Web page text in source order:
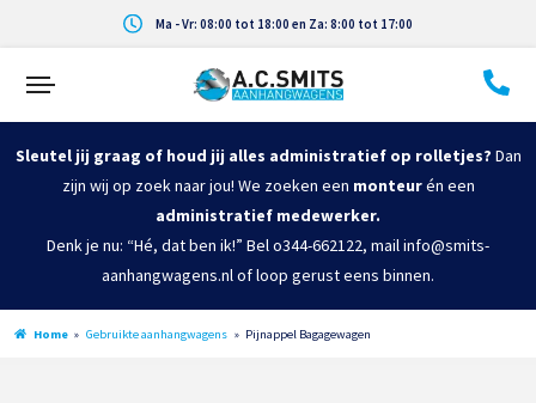
Ma - Vr: 08:00 tot 18:00 en Za: 8:00 tot 17:00
Sleutel jij graag of houd jij alles administratief op rolletjes? Dan
zijn wij op zoek naar jou! We zoeken een monteurén een
administratief medewerker.
Denk je nu: “Hé, dat ben ik!” Bel o344-662122, mail info@smits-
aanhangwagens.nl of loop gerust eens binnen.
Home » Gebruikte aanhangwagens » Pijnappel Bagagewagen